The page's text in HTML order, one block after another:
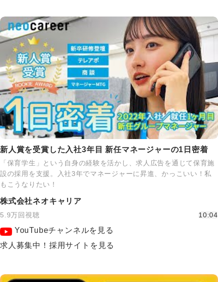
新人賞を受賞した入社3年目 新任マネージャーの1日密着
「保育学生」という自身の経験を活かし、求人広告を通じて保育施
設の採用を支援。入社3年でマネージャーに昇進、かっこいい！私
もこうなりたい！
株式会社ネオキャリア
5.9万回視聴 10:04
YouTubeチャンネルを見る
求人募集中！採用サイトを見る